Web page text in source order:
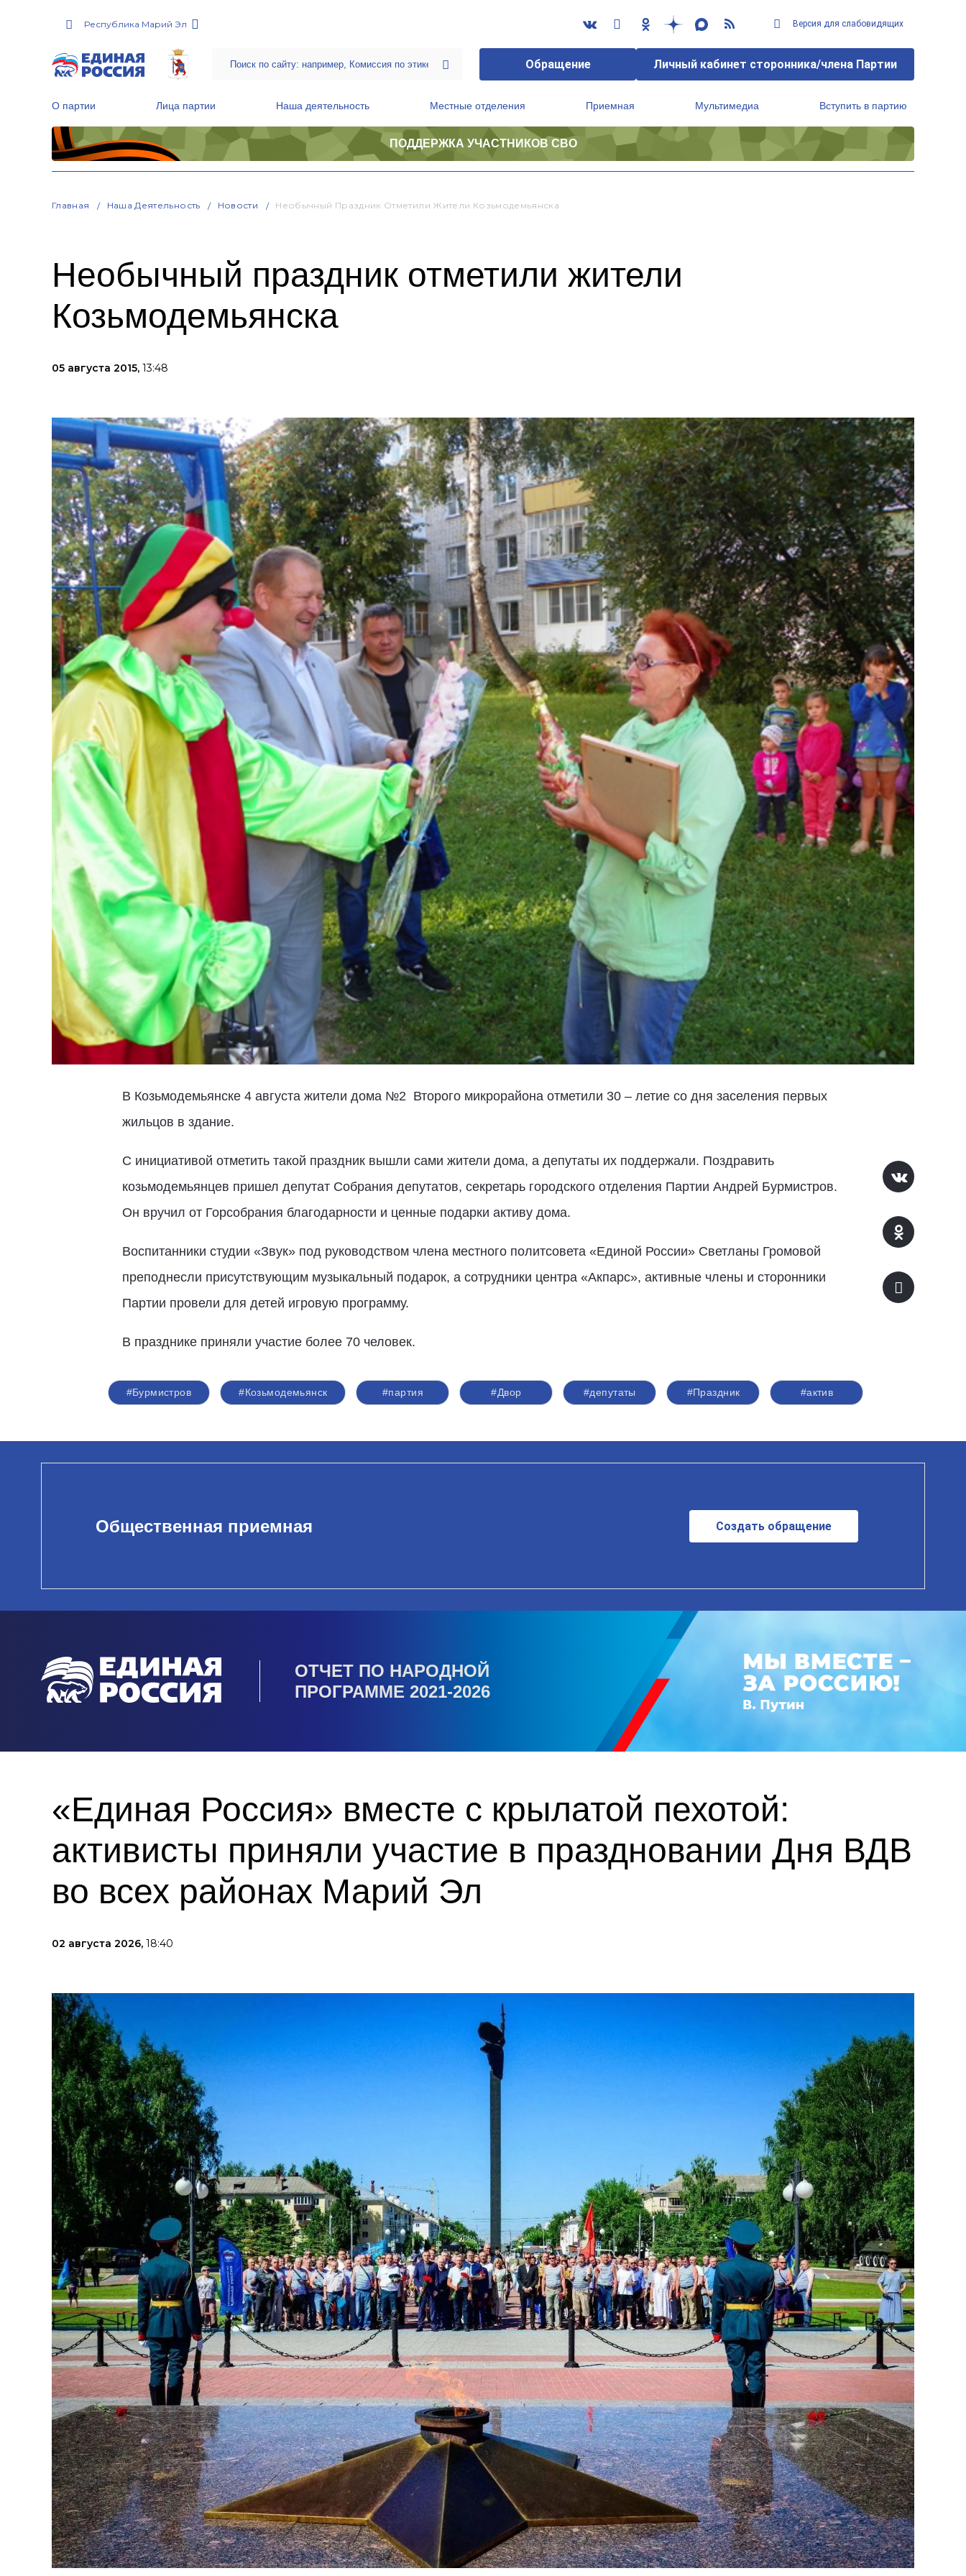
Республика Марий Эл Версия для слабовидящих
Обращение Личный кабинет сторонника/члена Партии
О партии Лица партии Наша деятельность Местные отделения Приемная Мультимедиа Вступить в партию
ПОДДЕРЖКА УЧАСТНИКОВ СВО
Главная Наша Деятельность Новости Необычный Праздник Отметили Жители Козьмодемьянска
Необычный праздник отметили жители
Козьмодемьянска
05 августа 2015, 13:48
В Козьмодемьянске 4 августа жители дома №2 Второго микрорайона отметили 30 – летие со дня заселения первых
жильцов в здание.
С инициативой отметить такой праздник вышли сами жители дома, а депутаты их поддержали. Поздравить
козьмодемьянцев пришел депутат Собрания депутатов, секретарь городского отделения Партии Андрей Бурмистров.
Он вручил от Горсобрания благодарности и ценные подарки активу дома.
Воспитанники студии «Звук» под руководством члена местного политсовета «Единой России» Светланы Громовой
преподнесли присутствующим музыкальный подарок, а сотрудники центра «Акпарс», активные члены и сторонники
Партии провели для детей игровую программу.
В празднике приняли участие более 70 человек.
#Бурмистров #Козьмодемьянск #партия #Двор #депутаты #Праздник #актив
Общественная приемная Создать обращение
ОТЧЕТ ПО НАРОДНОЙ
ПРОГРАММЕ 2021-2026
«Единая Россия» вместе с крылатой пехотой:
активисты приняли участие в праздновании Дня ВДВ
во всех районах Марий Эл
02 августа 2026, 18:40